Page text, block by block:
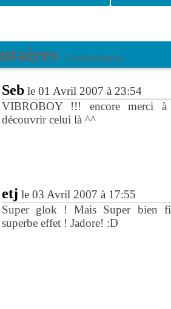
2 commentaires
Seble 01 Avril 2007 à 23:54
VIBROBOY !!! encore merci
découvrir celui là ^^
etj le 03 Avril 2007 à 17:55
Super glok ! Mais Super bien
superbe effet ! Jadore! :D